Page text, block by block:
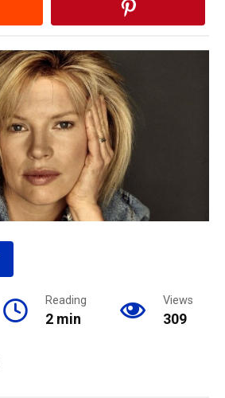
Reading
2 min
Views
309